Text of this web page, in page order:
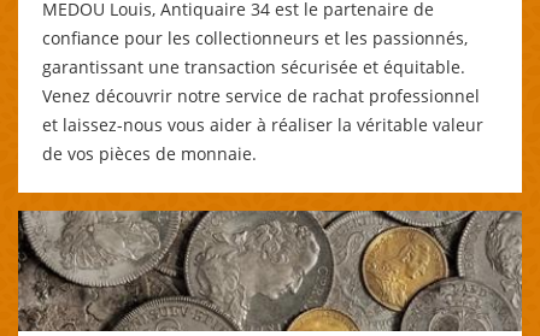
MEDOU Louis, Antiquaire 34 est le partenaire de
confiance pour les collectionneurs et les passionnés,
garantissant une transaction sécurisée et équitable.
Venez découvrir notre service de rachat professionnel
et laissez-nous vous aider à réaliser la véritable valeur
de vos pièces de monnaie.